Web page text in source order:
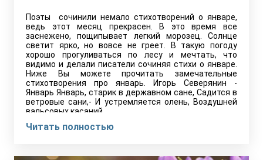
Поэты сочинили немало стихотворений о январе,
ведь этот месяц прекрасен. В это время все
заснежено, пощипывает легкий морозец. Солнце
светит ярко, но вовсе не греет. В такую погоду
хорошо прогуливаться по лесу и мечтать, что
видимо и делали писатели сочиняя стихи о январе.
Ниже Вы можете прочитать замечательные
стихотворения про январь. Игорь Северянин -
Январь Январь, старик в державном сане, Садится в
ветровые сани,- И устремляется олень, Воздушней
вальсовых касаний…
Читать полностью